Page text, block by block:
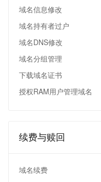
域名信息修改
域名持有者过户
域名DNS修改
域名分组管理
下载域名证书
授权RAM用户管理域名
续费与赎回
域名续费